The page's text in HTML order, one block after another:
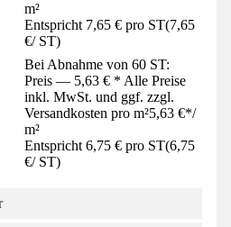
m²
Entspricht 7,65 € pro ST(7,65
€/ ST)
Bei Abnahme von 60 ST:
Preis — 5,63 € * Alle Preise
inkl. MwSt. und ggf. zzgl.
Versandkosten pro m²5,63 €*/
m²
Entspricht 6,75 € pro ST(6,75
€/ ST)